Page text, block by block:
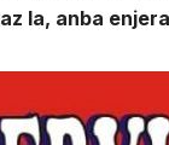
la, anba